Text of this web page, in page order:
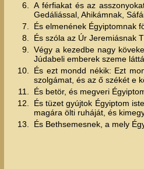
6.
A férfiakat és az
Gedáliással, Ahikámnak,
7.
És elmenének Égyiptomnak
8.
És szóla az Úr Jeremiásnak
9.
Végy a kezedbe nagy
Júdabeli emberek szeme
10.
És ezt mondd nékik: Ezt
szolgámat, és az ő székét e
11.
És betör, és megveri
12.
És tüzet gyújtok Égyiptom
magára ölti ruháját, és
13.
És Bethsemesnek, a mely